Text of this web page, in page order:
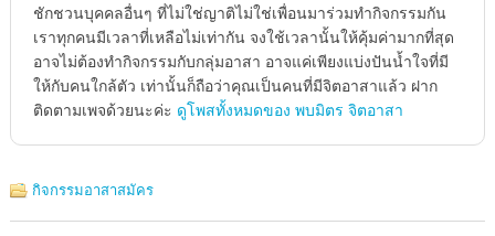
ชักชวนบุคคลอื่นๆ ที่ไม่ใช่ญาติไม่ใช่เพื่อนมาร่วมทำกิจกรรมกัน
เราทุกคนมีเวลาที่เหลือไม่เท่ากัน จงใช้เวลานั้นให้คุ้มค่ามากที่สุด
อาจไม่ต้องทำกิจกรรมกับกลุ่มอาสา อาจแค่เพียงแบ่งปันน้ำใจที่มี
ให้กับคนใกล้ตัว เท่านั้นก็ถือว่าคุณเป็นคนที่มีจิตอาสาแล้ว ฝาก
ติดตามเพจด้วยนะค่ะ ดูโพสทั้งหมดของ พบมิตร จิตอาสา
กิจกรรมอาสาสมัคร